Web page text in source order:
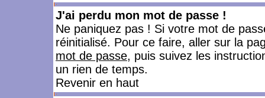
J'ai perdu mon mot de passe !
Ne paniquez pas ! Si votre mot de
réinitialisé. Pour ce faire, aller sur la
mot de passe, puis suivez les
un rien de temps.
Revenir en haut